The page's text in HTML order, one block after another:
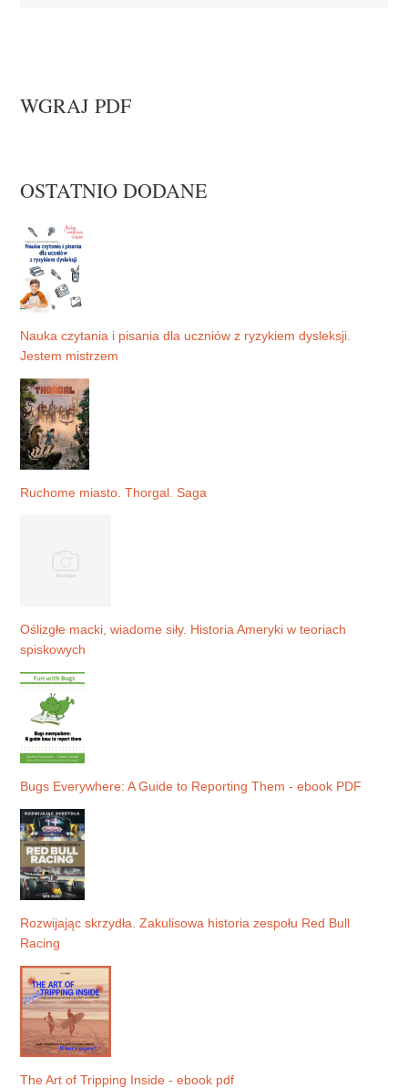
WGRAJ PDF
OSTATNIO DODANE
Nauka czytania i pisania dla uczniów z ryzykiem dysleksji.
Jestem mistrzem
Ruchome miasto. Thorgal. Saga
Oślizgłe macki, wiadome siły. Historia Ameryki w teoriach
spiskowych
Bugs Everywhere: A Guide to Reporting Them - ebook PDF
Rozwijając skrzydła. Zakulisowa historia zespołu Red Bull
Racing
The Art of Tripping Inside - ebook pdf